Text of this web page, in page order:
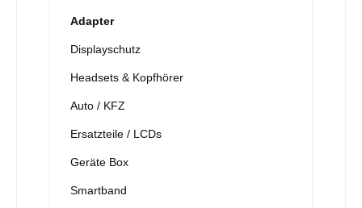
Adapter
Displayschutz
Headsets & Kopfhörer
Auto / KFZ
Ersatzteile / LCDs
Geräte Box
Smartband